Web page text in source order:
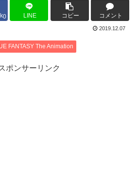
互RSS
0 LINE コピー コメント
2019.12.07
FANTASY The Animation
ポンサーリンク